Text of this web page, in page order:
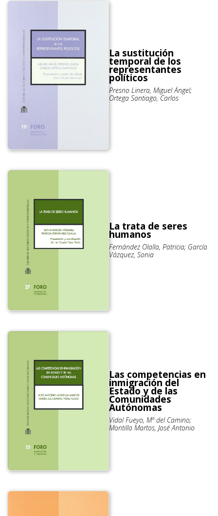
La sustitución
temporal de los
representantes
políticos
Presno Linera, Miguel Ángel;
Ortega Santiago, Carlos
La trata de seres
humanos
Fernández Olalla, Patricia; García
Vázquez, Sonia
Las competencias en
inmigración del
Estado y de las
Comunidades
Autónomas
Vidal Fueyo, Mª del Camino;
Montilla Martos, José Antonio